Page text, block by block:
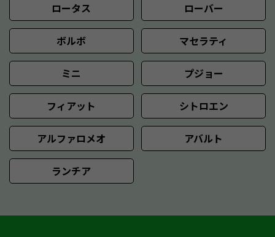
ロータス ローバー
ボルボ マセラティ
ミニ プジョー
フィアット シトロエン
アルファロメオ アバルト
ランチア